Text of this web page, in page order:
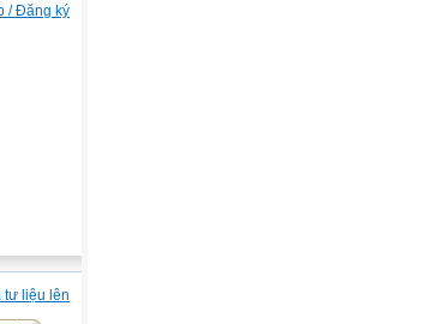
/ Đăng ký
liệu lên